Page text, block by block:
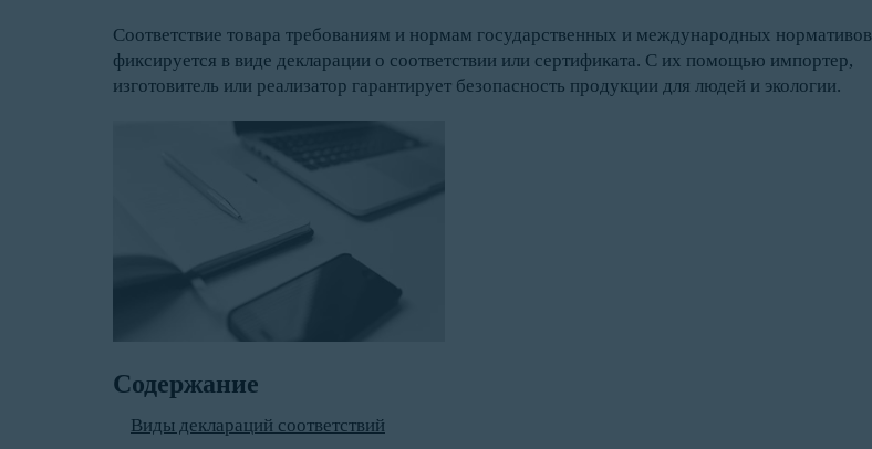
Соответствие товара требованиям и нормам государственных и международных нормативов
фиксируется в виде декларации о соответствии или сертификата. С их помощью импортер,
изготовитель или реализатор гарантирует безопасность продукции для людей и экологии.
Содержание
Виды деклараций соответствий